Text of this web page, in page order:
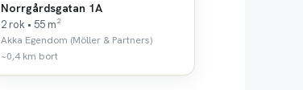
Norrgårdsgatan 1A
2 rok • 55 m²
Akka Egendom (Möller & Partners)
~0,4 km bort